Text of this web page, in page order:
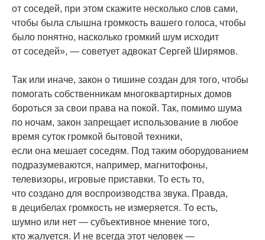
от соседей, при этом скажите несколько слов сами,
чтобы была слышна громкость вашего голоса, чтобы
было понятно, насколько громкий шум исходит
от соседей», — советует адвокат Сергей Ширямов.
Так или иначе, закон о тишине создан для того, чтобы
помогать собственникам многоквартирных домов
бороться за свои права на покой. Так, помимо шума
по ночам, закон запрещает использование в любое
время суток громкой бытовой техники,
если она мешает соседям. Под таким оборудованием
подразумеваются, например, магнитофоны,
телевизоры, игровые приставки. То есть то,
что создано для воспроизводства звука. Правда,
в децибелах громкость не измеряется. То есть,
шумно или нет — субъективное мнение того,
кто жалуется. И не всегда этот человек —